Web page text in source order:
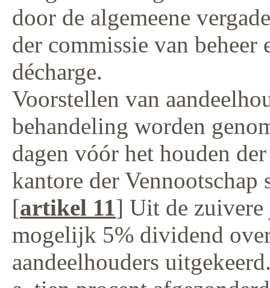
door de algemeene
der commissie van
décharge.
Voorstellen van
behandeling worden
dagen vóór het houden
kantore der
[artikel 11] Uit de
mogelijk 5% dividend
aandeelhouders